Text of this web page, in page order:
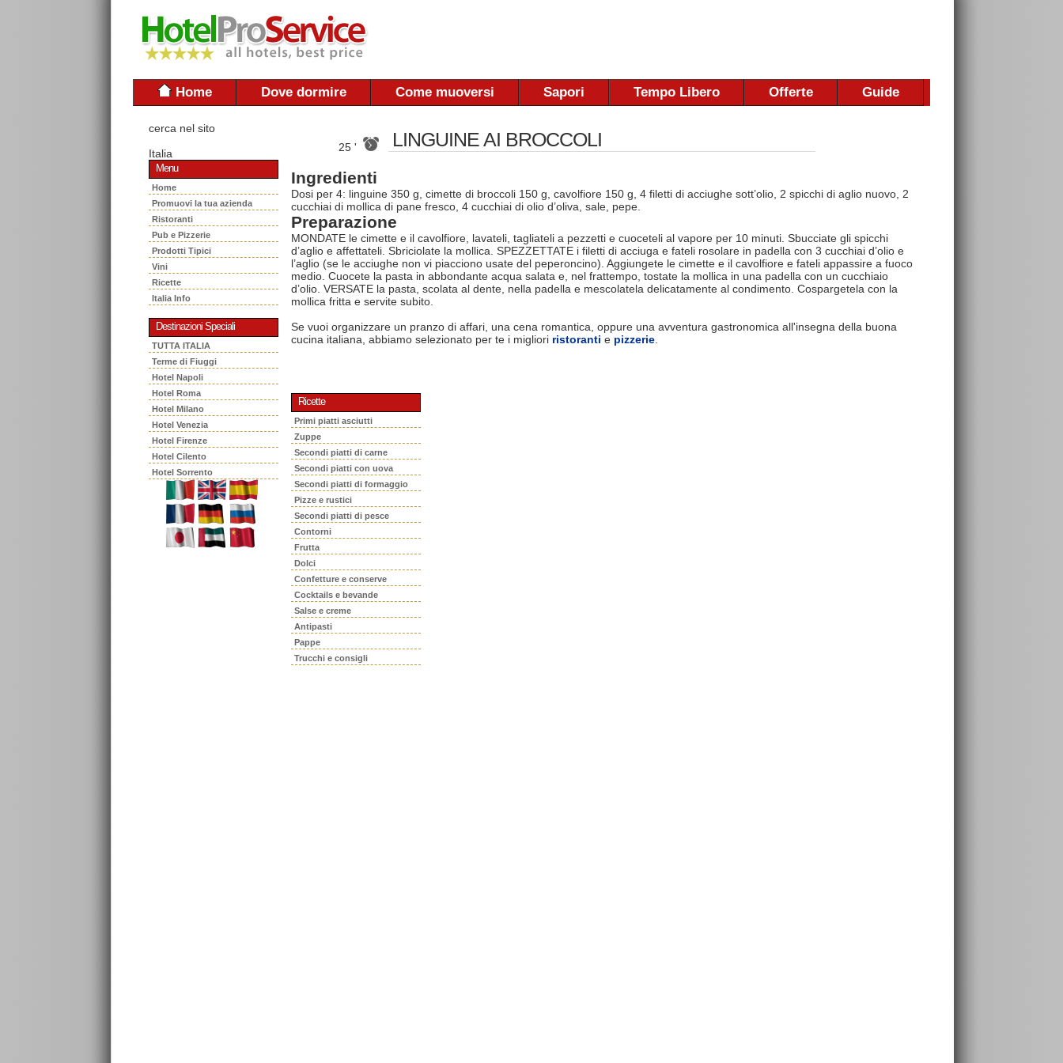
Home Dove dormire Come muoversi Sapori Tempo Libero Offerte Guide
cerca nel sito
Italia
Menu
Home
Promuovi la tua azienda
Ristoranti
Pub e Pizzerie
Prodotti Tipici
Vini
Ricette
Italia Info
Destinazioni Speciali
TUTTA ITALIA
Terme di Fiuggi
Hotel Napoli
Hotel Roma
Hotel Milano
Hotel Venezia
Hotel Firenze
Hotel Cilento
Hotel Sorrento
25 ' LINGUINE AI BROCCOLI
Ingredienti
Dosi per 4: linguine 350 g, cimette di broccoli 150 g, cavolfiore 150 g, 4 filetti di acciughe sott’olio, 2 spicchi di aglio nuovo, 2
cucchiai di mollica di pane fresco, 4 cucchiai di olio d’oliva, sale, pepe.
Preparazione
MONDATE le cimette e il cavolfiore, lavateli, tagliateli a pezzetti e cuoceteli al vapore per 10 minuti. Sbucciate gli spicchi
d’aglio e affettateli. Sbriciolate la mollica. SPEZZETTATE i filetti di acciuga e fateli rosolare in padella con 3 cucchiai d’olio e
l’aglio (se le acciughe non vi piacciono usate del peperoncino). Aggiungete le cimette e il cavolfiore e fateli appassire a fuoco
medio. Cuocete la pasta in abbondante acqua salata e, nel frattempo, tostate la mollica in una padella con un cucchiaio
d’olio. VERSATE la pasta, scolata al dente, nella padella e mescolatela delicatamente al condimento. Cospargetela con la
mollica fritta e servite subito.
Se vuoi organizzare un pranzo di affari, una cena romantica, oppure una avventura gastronomica all'insegna della buona
cucina italiana, abbiamo selezionato per te i migliori ristoranti e pizzerie
Ricette
Primi piatti asciutti
Zuppe
Secondi piatti di carne
Secondi piatti con uova
Secondi piatti di formaggio
Pizze e rustici
Secondi piatti di pesce
Contorni
Frutta
Dolci
Confetture e conserve
Cocktails e bevande
Salse e creme
Antipasti
Pappe
Trucchi e consigli